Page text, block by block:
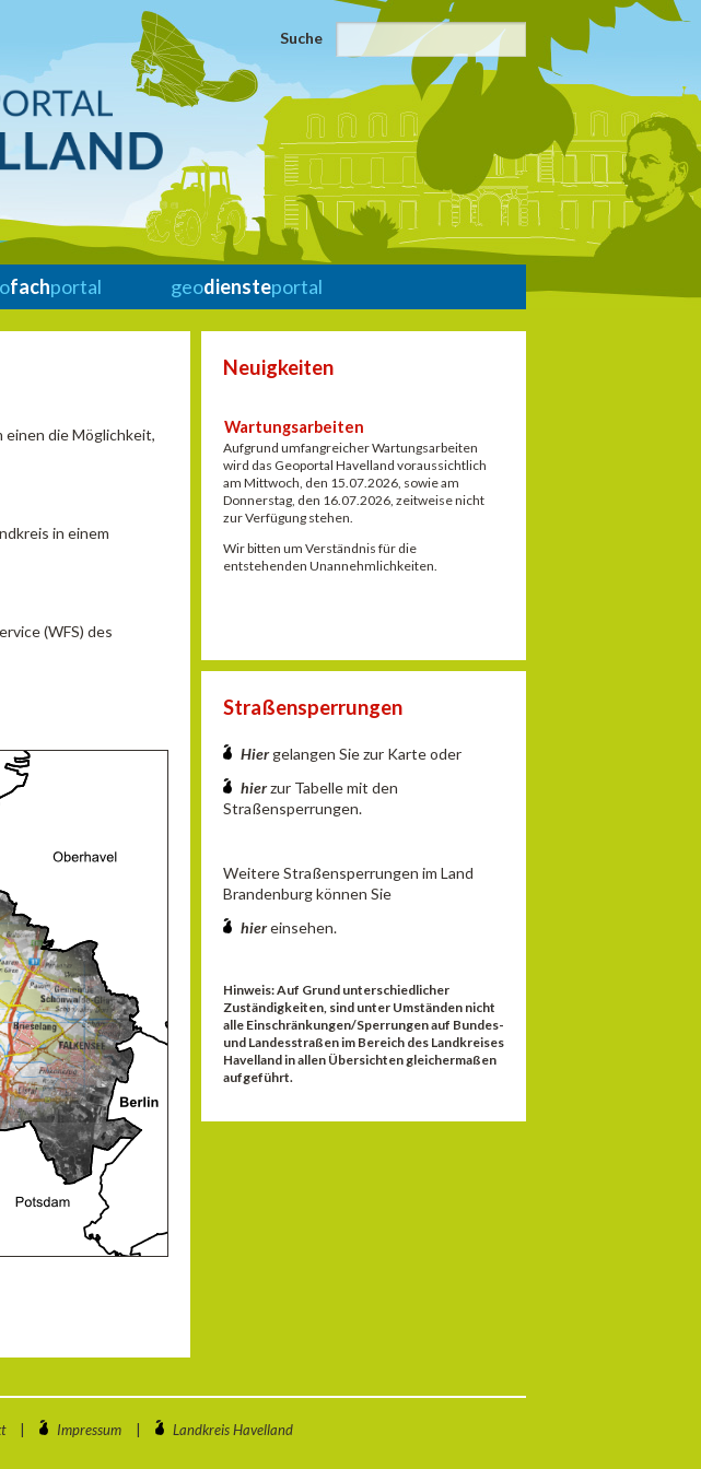
Suche
fachportal geodiensteportal
einen die Möglichkeit,
in einem
(WFS) des
Neuigkeiten
Wartungsarbeiten
Aufgrund umfangreicher Wartungsarbeiten
wird das Geoportal Havelland voraussichtlich
am Mittwoch, den 15.07.2026, sowie am
Donnerstag, den 16.07.2026, zeitweise nicht
zur Verfügung stehen.
Wir bitten um Verständnis für die
entstehenden Unannehmlichkeiten.
Straßensperrungen
Hiergelangen Sie zur Karte oder
hierzur Tabelle mit den
Straßensperrungen.
Weitere Straßensperrungen im Land
Brandenburg können Sie
hiereinsehen.
Hinweis: Auf Grund unterschiedlicher
Zuständigkeiten, sind unter Umständen nicht
alle Einschränkungen/Sperrungen auf Bundes-
und Landesstraßen im Bereich des Landkreises
Havelland in allen Übersichten gleichermaßen
aufgeführt.
Impressum Landkreis Havelland